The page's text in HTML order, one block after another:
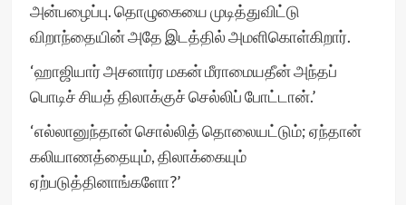
அன்பழைப்பு. தொழுகையை முடித்துவிட்டு
விறாந்தையின் அதே இடத்தில் அமளிகொள்கிறார்.
‘ஹாஜியார் அசனார்ர மகன் மீராமையதீன் அந்தப்
பொடிச் சியத் திலாக்குச் செல்லிப் போட்டான்.’
‘எல்லானுந்தான் சொல்லித் தொலையட்டும்; ஏந்தான்
கலியாணத்தையும், திலாக்கையும்
ஏற்படுத்தினாங்களோ?’